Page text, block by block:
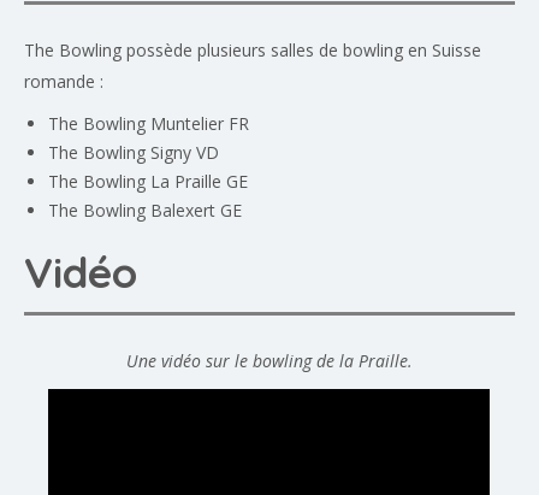
The Bowling possède plusieurs salles de bowling en Suisse
romande :
The Bowling Muntelier FR
The Bowling Signy VD
The Bowling La Praille GE
The Bowling Balexert GE
Vidéo
Une vidéo sur le bowling de la Praille.